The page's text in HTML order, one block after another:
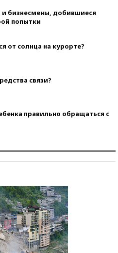
и бизнесмены, добившиеся
попытки
от солнца на курорте?
связи?
правильно обращаться с